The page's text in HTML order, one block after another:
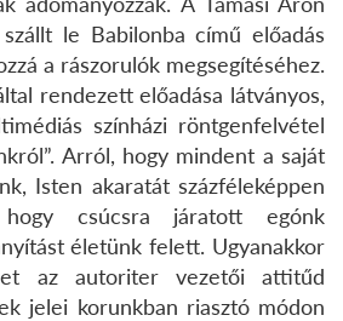
le Babilonba című előadás
a rászorulók megsegítéséhez.
rendezett előadása látványos,
színházi röntgenfelvétel
Arról, hogy mindent a saját
Isten akaratát százféleképpen
hogy csúcsra járatott egónk
életünk felett. Ugyanakkor
az autoriter vezetői attitűd
jelei korunkban riasztó módon